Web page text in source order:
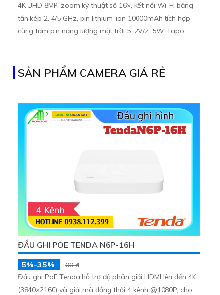
4K UHD 8MP, zoom kỹ thuật số 16×, kết nối Wi-Fi băng
tần kép 2. 4/5 GHz, pin lithium-ion 10000mAh tích hợp
cùng tấm pin năng lượng mặt trời 5. 2V/2. 5W. Tapo
SẢN PHẨM CAMERA GIÁ RẺ
ĐẦU GHI POE TENDA N6P-16H
5%-35%
00 ₫
Đầu ghi PoE Tenda hỗ trợ độ phân giải HDMI lên đến 4K
(3840×2160) và giải mã đồng thời 4 kênh @1080P, cho